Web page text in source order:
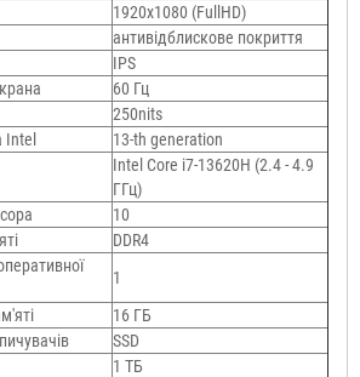
1920х1080 (FullHD)
антивідблискове покриття
IPS
60 Гц
250nits
Intel
13-th generation
Intel Core i7-13620H (2.4 - 4.9
ГГц)
10
DDR4
1
16 ГБ
SSD
1 ТБ